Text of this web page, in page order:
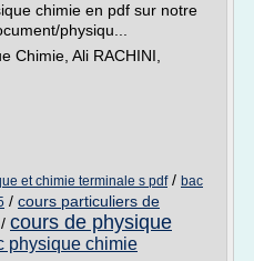
chimie en pdf sur notre
physiqu...
Chimie, Ali RACHINI,
et chimie terminale s pdf/ bac
/ cours particuliers de
/ cours de physique
physique chimie